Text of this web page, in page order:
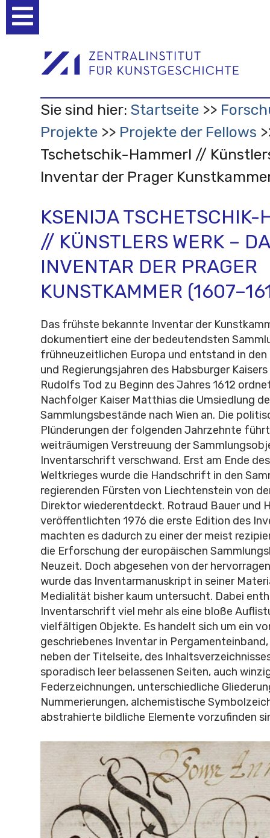
Werkzeuge
Sie sind hier: Startseite
Projekte
Projekte der Fellows
Tschetschik-Hammerl //
Inventar der Prager Kunstkammer
KSENIJA TSCHETSCHIK-
// KÜNSTLERS WERK –
INVENTAR DER PRAGER
KUNSTKAMMER
Das frühste bekannte Inventar der
dokumentiert eine der bedeutendsten
frühneuzeitlichen Europa und entstand in
und Regierungsjahren des Habsburger
Rudolfs Tod zu Beginn des Jahres 1612
Nachfolger Kaiser Matthias die Umsiedlung
Sammlungsbestände nach Wien an. Die
Plünderungen der folgenden Jahrzehnte
weiträumigen Verstreuung der
Inventarschrift verschwand. Erst am Ende
Weltkrieges wurde die Handschrift in den
regierenden Fürsten von Liechtenstein von
Direktor wiederentdeckt. Rotraud Bauer und
veröffentlichten 1976 die erste Edition des
machten es dadurch zu einer der meist
die Erforschung der europäischen
Neuzeit. Doch abgesehen von der
wurde das Inventarmanuskript in seiner
Medialität bisher kaum untersucht. Dabei
Inventarschrift viel mehr als eine bloße
vielfältigen Objekte. Es handelt sich um ein
geschriebenes Inventar in
neben der Titelseite, des
sporadisch leer belassenen Seiten, auch
Federzeichnungen, unterschiedliche
Nummerierungen, alchemistische
abstrahierte bildliche Elemente vorzufinden